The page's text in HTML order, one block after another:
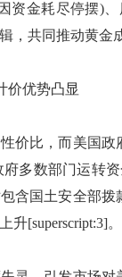
资金耗尽停摆)、
，共同推动黄金
优势凸显
比，而美国政
多数部门运转
含国土安全部
[superscript:3]。